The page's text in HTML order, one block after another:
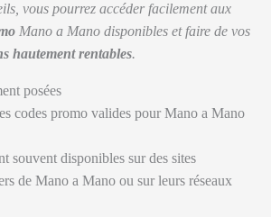
vous pourrez accéder facilement aux
Mano a Mano disponibles et faire de vos
hautement rentables.
posées
codes promo valides pour Mano a Mano
souvent disponibles sur des sites
de Mano a Mano ou sur leurs réseaux